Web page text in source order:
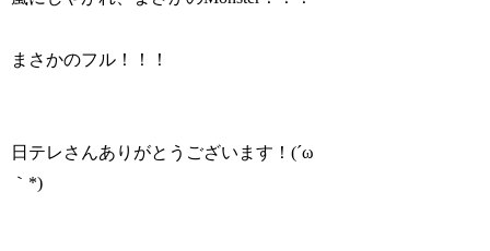
まさかのフル！！！
日テレさんありがとうございます！(´ω
｀*)